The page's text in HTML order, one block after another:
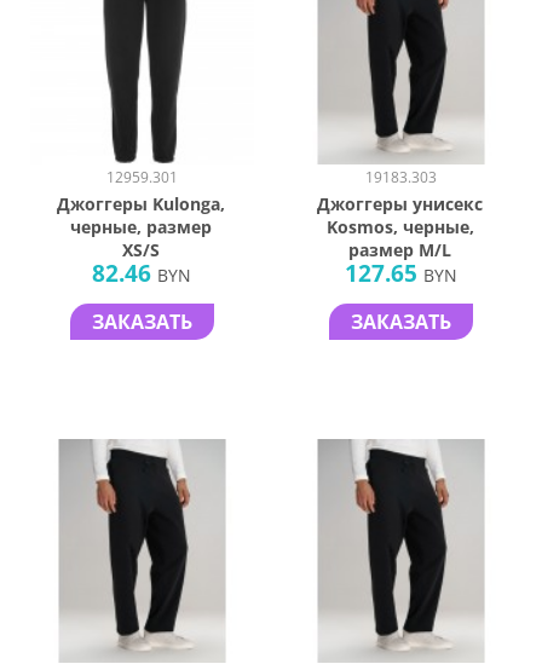
12959.301
Джоггеры Kulonga,
черные, размер
XS/S
82.46 BYN
ЗАКАЗАТЬ
19183.303
Джоггеры унисекс
Kosmos, черные,
размер M/L
127.65 BYN
ЗАКАЗАТЬ